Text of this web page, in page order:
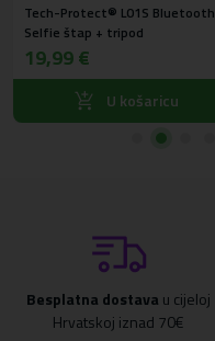
Tech-Protect® L01S Bluetooth
Selfie štap + tripod
19,99 €
U košaricu
Besplatna dostava u cijeloj
Hrvatskoj iznad 70€